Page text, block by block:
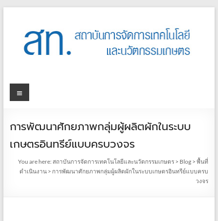
การพัฒนาศักยภาพกลุ่มผู้ผลิตผักในระบบ
เกษตรอินทรีย์แบบครบวงจร
You are here: สถาบันการจัดการเทคโนโลยีและนวัตกรรมเกษตร > Blog >พื้นที่
ดำเนินงาน > การพัฒนาศักยภาพกลุ่มผู้ผลิตผักในระบบเกษตรอินทรีย์แบบครบ
วงจร